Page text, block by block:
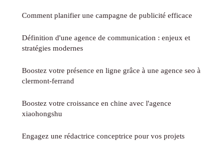
Comment planifier une campagne de publicité efficace
Définition d'une agence de communication : enjeux et
stratégies modernes
Boostez votre présence en ligne grâce à une agence seo à
clermont-ferrand
Boostez votre croissance en chine avec l'agence
xiaohongshu
Engagez une rédactrice conceptrice pour vos projets